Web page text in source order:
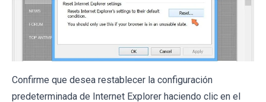
Confirme que desea restablecer la configuración
predeterminada de Internet Explorer haciendo clic en el